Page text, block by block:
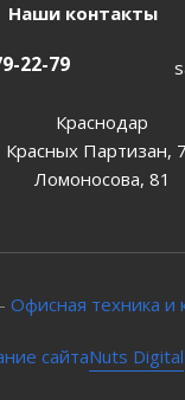
Наши контакты
22-79
Краснодар
Красных Партизан,
Ломоносова, 81
Офисная техника и
сайтаNuts Digital